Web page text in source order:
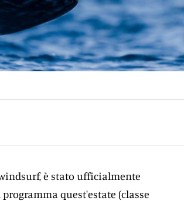
è stato ufficialmente
quest'estate (classe